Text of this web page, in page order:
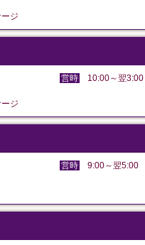
ジ
営時
10:00～翌3:00
ジ
営時
9:00～翌5:00